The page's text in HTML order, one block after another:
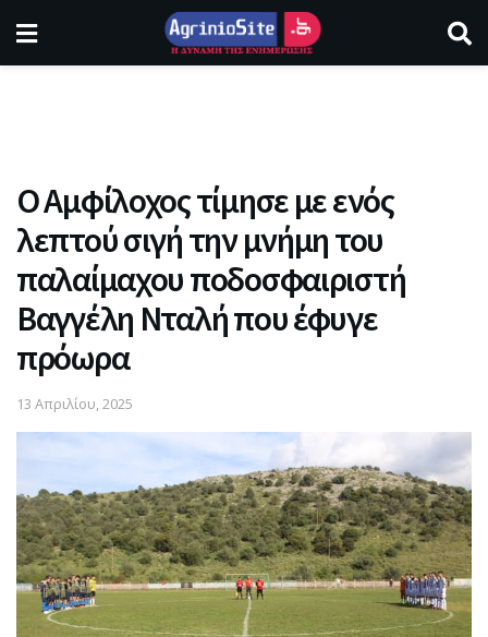
Ο Αμφίλοχος τίμησε με ενός
λεπτού σιγή την μνήμη του
παλαίμαχου ποδοσφαιριστή
Βαγγέλη Νταλή που έφυγε
πρόωρα
13 Απριλίου, 2025